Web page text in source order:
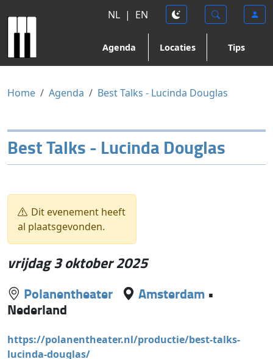
NL | EN
Agenda Locaties Tips
Home Agenda Best Talks - Lucinda Douglas
Best Talks - Lucinda Douglas
Dit evenement heeft
al plaatsgevonden.
vrijdag 3 oktober 2025
Polanentheater Amsterdam •
Nederland
https://polanentheater.nl/productie/best-talks-
lucinda-douglas/